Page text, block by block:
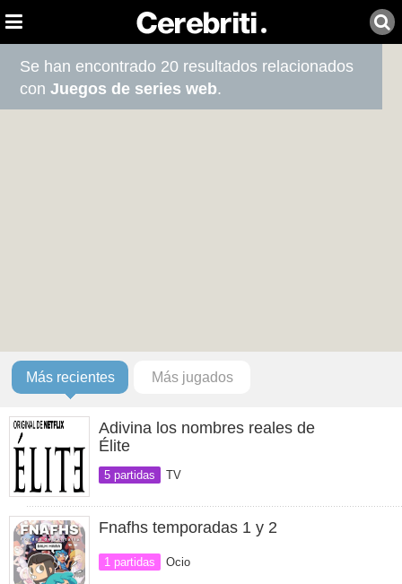
Se han encontrado 20 resultados relacionados
conJuegos de series web.
Más recientes Más jugados
Adivina los nombres reales de
Élite
5 partidas TV
Fnafhs temporadas 1 y 2
1 partidas Ocio